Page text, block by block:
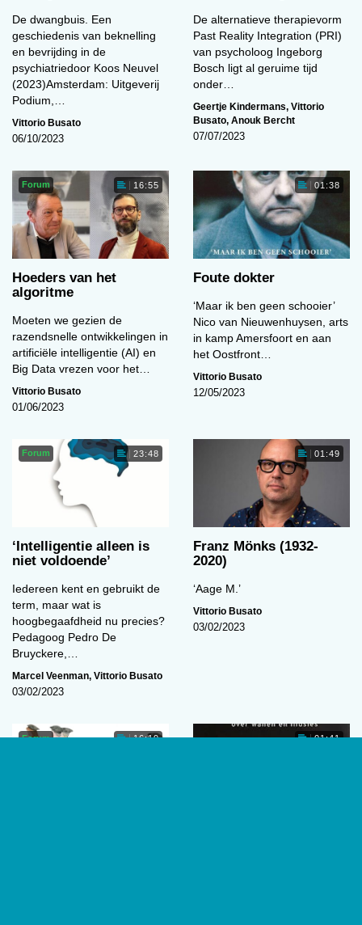
De dwangbuis. Een
geschiedenis van beknelling
en bevrijding in de
psychiatriedoor Koos Neuvel
(2023)Amsterdam: Uitgeverij
Podium,…
Vittorio Busato
06/10/2023
De alternatieve therapievorm
Past Reality Integration (PRI)
van psycholoog Ingeborg
Bosch ligt al geruime tijd
onder…
Geertje Kindermans, Vittorio
Busato, Anouk Bercht
07/07/2023
Forum 16:55
Hoeders van het
algoritme
Moeten we gezien de
razendsnelle ontwikkelingen in
artificiële intelligentie (AI) en
Big Data vrezen voor het…
Vittorio Busato
01/06/2023
01:38
Foute dokter
‘Maar ik ben geen schooier’
Nico van Nieuwenhuysen, arts
in kamp Amersfoort en aan
het Oostfront…
Vittorio Busato
12/05/2023
Forum 23:48
‘Intelligentie alleen is
niet voldoende’
Iedereen kent en gebruikt de
term, maar wat is
hoogbegaafdheid nu precies?
Pedagoog Pedro De
Bruyckere,…
Marcel Veenman, Vittorio Busato
03/02/2023
01:49
Franz Mönks (1932-
2020)
‘Aage M.’
Vittorio Busato
03/02/2023
Forum 16:19 01:41